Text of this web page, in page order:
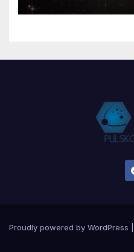
Proudly powered by WordPress